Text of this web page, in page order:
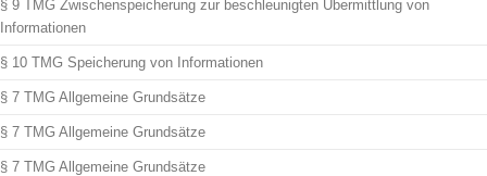
§ 9 TMG Zwischenspeicherung zur beschleunigten Übermittlung von
Informationen
§ 10 TMG Speicherung von Informationen
§ 7 TMG Allgemeine Grundsätze
§ 7 TMG Allgemeine Grundsätze
§ 7 TMG Allgemeine Grundsätze